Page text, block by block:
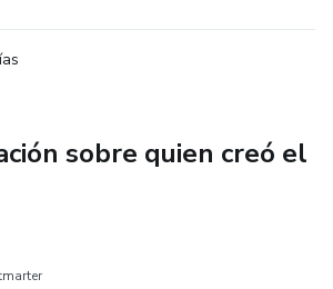
sobre quien creó el